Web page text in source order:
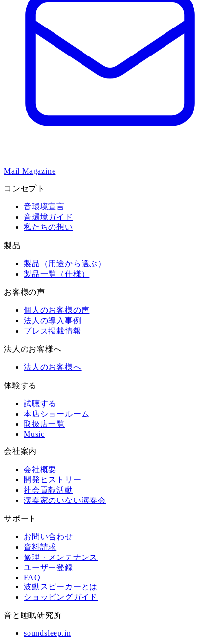
Mail Magazine
コンセプト
音環境宣言
音環境ガイド
私たちの想い
製品
製品（用途から選ぶ）
製品一覧（仕様）
お客様の声
個人のお客様の声
法人の導入事例
プレス掲載情報
法人のお客様へ
法人のお客様へ
体験する
試聴する
本店ショールーム
取扱店一覧
Music
会社案内
会社概要
開発ヒストリー
社会貢献活動
演奏家のいない演奏会
サポート
お問い合わせ
資料請求
修理・メンテナンス
ユーザー登録
FAQ
波動スピーカーとは
ショッピングガイド
音と睡眠研究所
soundsleep.in